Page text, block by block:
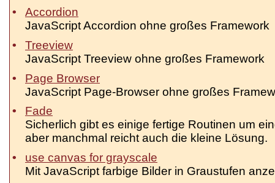
Accordion
JavaScript Accordion ohne großes Framework
Treeview
JavaScript Treeview ohne großes Framework
Page Browser
JavaScript Page-Browser ohne großes
Fade
Sicherlich gibt es einige fertige Routinen um
aber manchmal reicht auch die kleine Lösung.
use canvas for grayscale
Mit JavaScript farbige Bilder in Graustufen